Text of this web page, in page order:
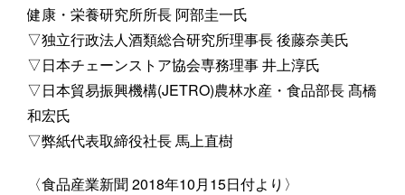
健康・栄養研究所所長 阿部圭一氏
▽独立行政法人酒類総合研究所理事長 後藤奈美氏
▽日本チェーンストア協会専務理事 井上淳氏
▽日本貿易振興機構(JETRO)農林水産・食品部長 髙橋
和宏氏
▽弊紙代表取締役社長 馬上直樹
〈食品産業新聞 2018年10月15日付より〉